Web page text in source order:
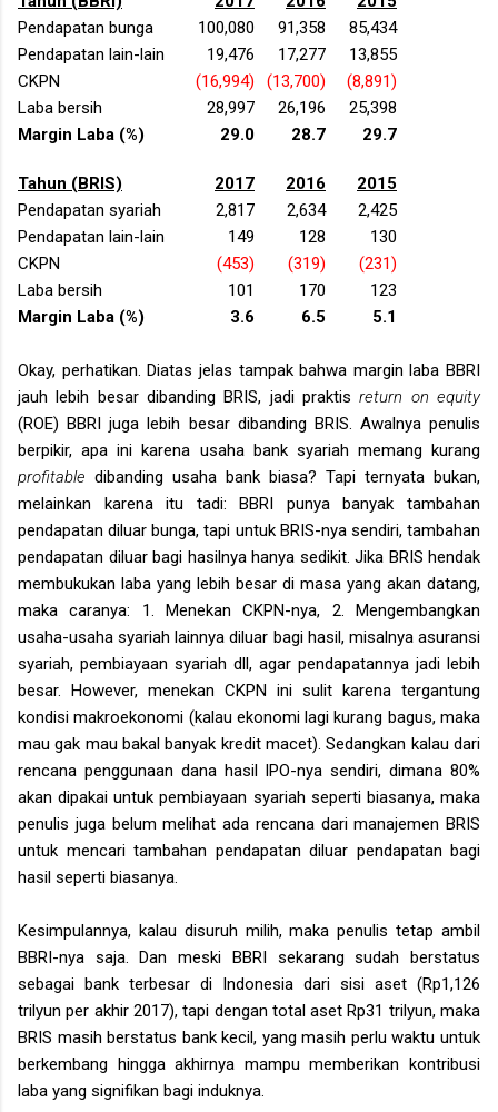
Pendapatan bunga
100,080 91,358
85,434
Pendapatan lain-lain
19,476 17,277
13,855
CKPN
(16,994) (13,700)
(8,891)
Laba bersih
28,997 26,196
25,398
Margin Laba (%)
29.0 28.7 29.7
Tahun (BRIS) 2017 2016
2015
Pendapatan syariah
2,817 2,634
2,425
Pendapatan lain-lain
149 128
130
CKPN
(453) (319)
(231)
Laba bersih
101 170
123
Margin Laba (%)
3.6 6.5 5.1
Okay, perhatikan. Diatas jelas tampak bahwa margin laba BBRI
jauh lebih besar dibanding BRIS, jadi praktisreturn on equity
(ROE) BBRI juga lebih besar dibanding BRIS. Awalnya penulis
berpikir, apa ini karena usaha bank syariah memang kurang
profitable dibanding usaha bank biasa? Tapi ternyata bukan,
melainkan karena itu tadi: BBRI punya banyak tambahan
pendapatan diluar bunga, tapi untuk BRIS-nya sendiri, tambahan
pendapatan diluar bagi hasilnya hanya sedikit. Jika BRIS hendak
membukukan laba yang lebih besar di masa yang akan datang,
maka caranya: 1. Menekan CKPN-nya, 2. Mengembangkan
usaha-usaha syariah lainnya diluar bagi hasil, misalnya asuransi
syariah, pembiayaan syariah dll, agar pendapatannya jadi lebih
besar. However, menekan CKPN ini sulit karena tergantung
kondisi makroekonomi (kalau ekonomi lagi kurang bagus, maka
mau gak mau bakal banyak kredit macet). Sedangkan kalau dari
rencana penggunaan dana hasil IPO-nya sendiri, dimana 80%
akan dipakai untuk pembiayaan syariah seperti biasanya, maka
penulis juga belum melihat ada rencana dari manajemen BRIS
untuk mencari tambahan pendapatan diluar pendapatan bagi
hasil seperti biasanya.
Kesimpulannya, kalau disuruh milih, maka penulis tetap ambil
BBRI-nya saja. Dan meski BBRI sekarang sudah berstatus
sebagai bank terbesar di Indonesia dari sisi aset (Rp1,126
trilyun per akhir 2017), tapi dengan total aset Rp31 trilyun, maka
BRIS masih berstatus bank kecil, yang masih perlu waktu untuk
berkembang hingga akhirnya mampu memberikan kontribusi
laba yang signifikan bagi induknya.